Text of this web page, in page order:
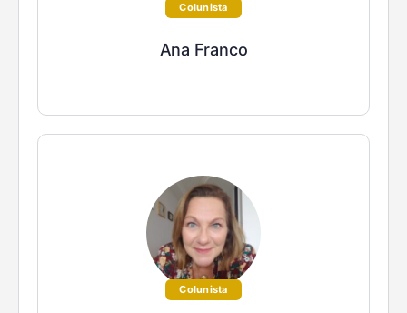
Colunista
Ana Franco
Colunista